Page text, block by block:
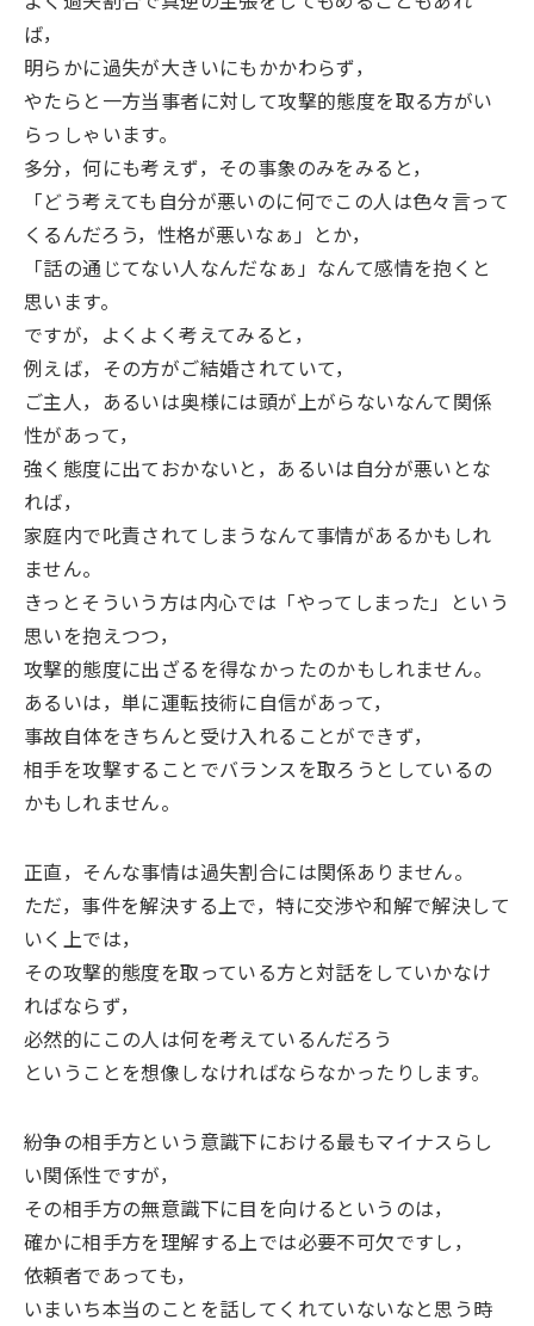
ば，
明らかに過失が大きいにもかかわらず，
やたらと一方当事者に対して攻撃的態度を取る方がい
らっしゃいます。
多分，何にも考えず，その事象のみをみると，
「どう考えても自分が悪いのに何でこの人は色々言って
くるんだろう，性格が悪いなぁ」とか，
「話の通じてない人なんだなぁ」なんて感情を抱くと
思います。
ですが，よくよく考えてみると，
例えば，その方がご結婚されていて，
ご主人，あるいは奥様には頭が上がらないなんて関係
性があって，
強く態度に出ておかないと，あるいは自分が悪いとな
れば，
家庭内で叱責されてしまうなんて事情があるかもしれ
ません。
きっとそういう方は内心では「やってしまった」という
思いを抱えつつ，
攻撃的態度に出ざるを得なかったのかもしれません。
あるいは，単に運転技術に自信があって，
事故自体をきちんと受け入れることができず，
相手を攻撃することでバランスを取ろうとしているの
かもしれません。
正直，そんな事情は過失割合には関係ありません。
ただ，事件を解決する上で，特に交渉や和解で解決して
いく上では，
その攻撃的態度を取っている方と対話をしていかなけ
ればならず，
必然的にこの人は何を考えているんだろう
ということを想像しなければならなかったりします。
紛争の相手方という意識下における最もマイナスらし
い関係性ですが，
その相手方の無意識下に目を向けるというのは，
確かに相手方を理解する上では必要不可欠ですし，
依頼者であっても，
いまいち本当のことを話してくれていないなと思う時